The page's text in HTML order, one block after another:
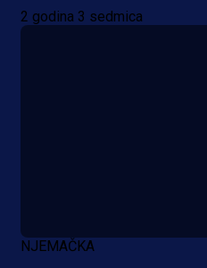
2 godina 3 sedmica
NJEMAČKA